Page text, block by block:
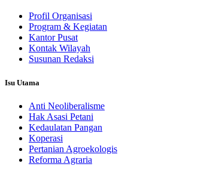
Profil Organisasi
Program & Kegiatan
Kantor Pusat
Kontak Wilayah
Susunan Redaksi
Isu Utama
Anti Neoliberalisme
Hak Asasi Petani
Kedaulatan Pangan
Koperasi
Pertanian Agroekologis
Reforma Agraria